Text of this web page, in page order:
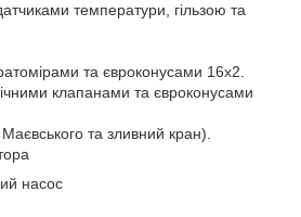
температури, гільзою та
та євроконусами 16х2.
клапанами та євроконусами
та зливний кран).
насос